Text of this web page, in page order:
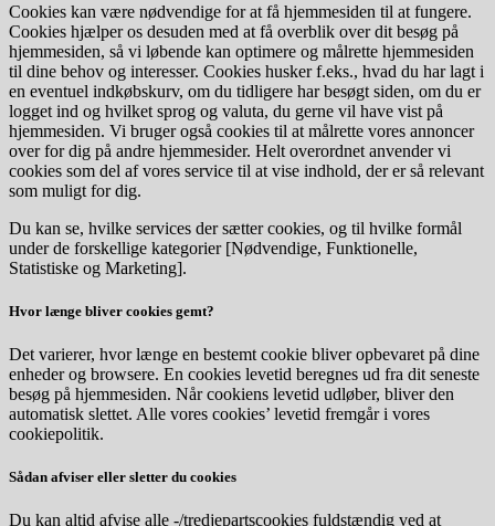
Cookies kan være nødvendige for at få hjemmesiden til at fungere.
Cookies hjælper os desuden med at få overblik over dit besøg på
hjemmesiden, så vi løbende kan optimere og målrette hjemmesiden
til dine behov og interesser. Cookies husker f.eks., hvad du har lagt i
en eventuel indkøbskurv, om du tidligere har besøgt siden, om du er
logget ind og hvilket sprog og valuta, du gerne vil have vist på
hjemmesiden. Vi bruger også cookies til at målrette vores annoncer
over for dig på andre hjemmesider. Helt overordnet anvender vi
cookies som del af vores service til at vise indhold, der er så relevant
som muligt for dig.
Du kan se, hvilke services der sætter cookies, og til hvilke formål
under de forskellige kategorier [Nødvendige, Funktionelle,
Statistiske og Marketing].
Hvor længe bliver cookies gemt?
Det varierer, hvor længe en bestemt cookie bliver opbevaret på dine
enheder og browsere. En cookies levetid beregnes ud fra dit seneste
besøg på hjemmesiden. Når cookiens levetid udløber, bliver den
automatisk slettet. Alle vores cookies’ levetid fremgår i vores
cookiepolitik.
Sådan afviser eller sletter du cookies
Du kan altid afvise alle -/tredjepartscookies fuldstændig ved at